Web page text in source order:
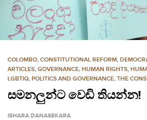
e
COLOMBO, CONSTITUTIONAL REFORM,
ARTICLES, GOVERNANCE, HUMAN RIGHTS,
LGBTIQ, POLITICS AND GOVERNANCE, THE
සමනලුන්ට වෙඩි තියන්න!
ISHARA DANASEKARA